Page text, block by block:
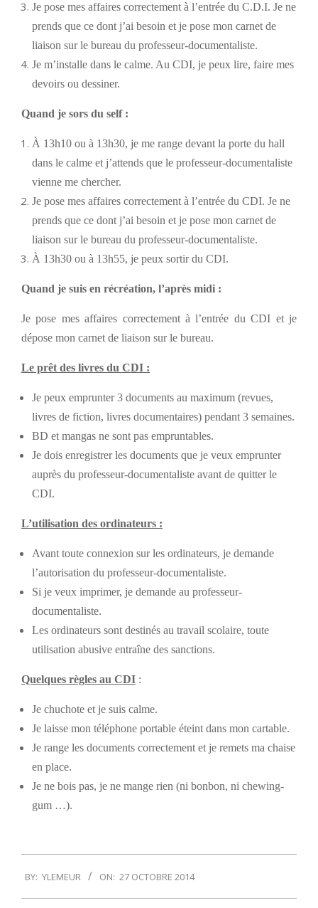
Je pose mes affaires correctement à l’entrée du C.D.I. Je ne
prends que ce dont j’ai besoin et je pose mon carnet de
liaison sur le bureau du professeur-documentaliste.
Je m’installe dans le calme. Au CDI, je peux lire, faire mes
devoirs ou dessiner.
Quand je sors du self :
À 13h10 ou à 13h30, je me range devant la porte du hall
dans le calme et j’attends que le professeur-documentaliste
vienne me chercher.
Je pose mes affaires correctement à l’entrée du CDI. Je ne
prends que ce dont j’ai besoin et je pose mon carnet de
liaison sur le bureau du professeur-documentaliste.
À 13h30 ou à 13h55, je peux sortir du CDI.
Quand je suis en récréation, l’après midi :
Je pose mes affaires correctement à l’entrée du CDI et je
dépose mon carnet de liaison sur le bureau.
Le prêt des livres du CDI :
Je peux emprunter 3 documents au maximum (revues,
livres de fiction, livres documentaires) pendant 3 semaines.
BD et mangas ne sont pas empruntables.
Je dois enregistrer les documents que je veux emprunter
auprès du professeur-documentaliste avant de quitter le
CDI.
L’utilisation des ordinateurs :
Avant toute connexion sur les ordinateurs, je demande
l’autorisation du professeur-documentaliste.
Si je veux imprimer, je demande au professeur-
documentaliste.
Les ordinateurs sont destinés au travail scolaire, toute
utilisation abusive entraîne des sanctions.
Quelques règles au CDI :
Je chuchote et je suis calme.
Je laisse mon téléphone portable éteint dans mon cartable.
Je range les documents correctement et je remets ma chaise
en place.
Je ne bois pas, je ne mange rien (ni bonbon, ni chewing-
gum …).
10-
27
BY: YLEMEUR ON: 27 OCTOBRE 2014